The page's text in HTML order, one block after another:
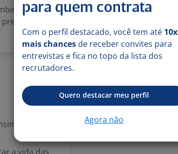
Superior
Veículo próprio
Denunciar vaga
para quem contrata
Com o perfil destacado, você tem até 10x
mais chances de receber convites para
entrevistas e fica no topo da lista dos
recrutadores.
Quero destacar meu perfil
Agora não